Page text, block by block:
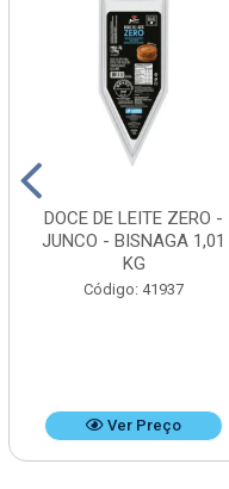
DOCE DE LEITE ZERO -
JUNCO - BISNAGA 1,01
KG
Código: 41937
Ver Preço